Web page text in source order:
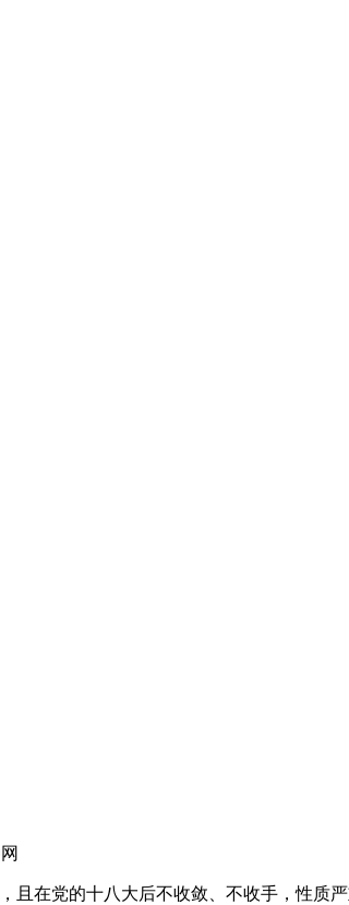
党的十八大后不收敛、不收手，性质严